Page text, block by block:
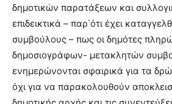
δημοτικών παρατάξεων και
επιδεικτικά – παρ΄ότι έχει
συμβούλους – πως οι δημότες
δημοσιογράφων- μετακλητών
ενημερώνονται σφαιρικά για τα
όχι για να παρακολουθούν